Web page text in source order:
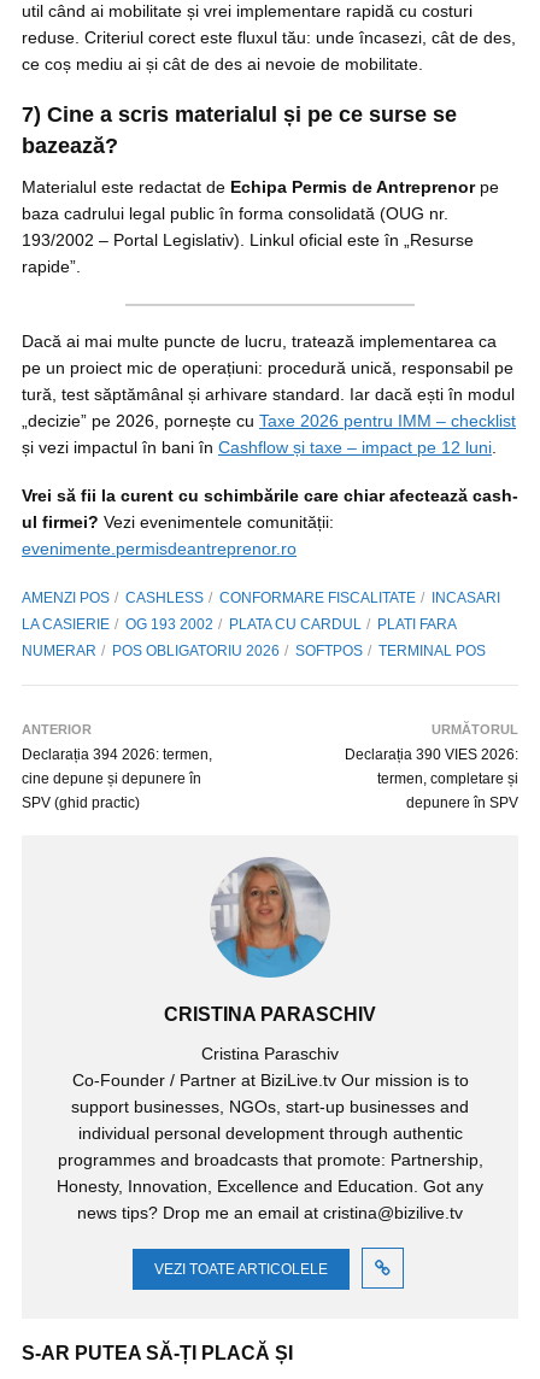
util când ai mobilitate și vrei implementare rapidă cu costuri
reduse. Criteriul corect este fluxul tău: unde încasezi, cât de des,
ce coș mediu ai și cât de des ai nevoie de mobilitate.
7) Cine a scris materialul și pe ce surse se
bazează?
Materialul este redactat de Echipa Permis de Antreprenorpe
baza cadrului legal public în forma consolidată (OUG nr.
193/2002 – Portal Legislativ). Linkul oficial este în „Resurse
rapide”.
Dacă ai mai multe puncte de lucru, tratează implementarea ca
pe un proiect mic de operațiuni: procedură unică, responsabil pe
tură, test săptămânal și arhivare standard. Iar dacă ești în modul
„decizie” pe 2026, pornește cu Taxe 2026 pentru IMM – checklist
și vezi impactul în bani în Cashflow și taxe – impact pe 12 luni.
Vrei să fii la curent cu schimbările care chiar afectează cash-
ul firmei? Vezi evenimentele comunității:
evenimente.permisdeantreprenor.ro
AMENZI POS CASHLESS CONFORMARE FISCALITATE
INCASARI
LA CASIERIE
OG 193 2002 PLATA CU CARDUL
PLATI FARA
NUMERAR
POS OBLIGATORIU 2026 SOFTPOS TERMINAL POS
ANTERIOR
Declarația 394 2026: termen,
cine depune și depunere în
SPV (ghid practic)
URMĂTORUL
Declarația 390 VIES 2026:
termen, completare și
depunere în SPV
CRISTINA PARASCHIV
Cristina Paraschiv
Co-Founder / Partner at BiziLive.tv Our mission is to
support businesses, NGOs, start-up businesses and
individual personal development through authentic
programmes and broadcasts that promote: Partnership,
Honesty, Innovation, Excellence and Education. Got any
news tips? Drop me an email at cristina@bizilive.tv
VEZI TOATE ARTICOLELE
S-AR PUTEA SĂ-ȚI PLACĂ ȘI